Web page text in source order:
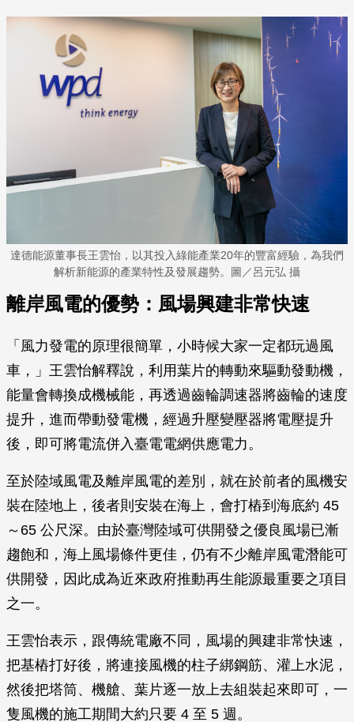
達德能源董事長王雲怡，以其投入綠能產業20年的豐富經驗，為我們
解析新能源的產業特性及發展趨勢。圖／呂元弘 攝
離岸風電的優勢：風場興建非常快速
「風力發電的原理很簡單，小時候大家一定都玩過風
車，」王雲怡解釋說，利用葉片的轉動來驅動發動機，
能量會轉換成機械能，再透過齒輪調速器將齒輪的速度
提升，進而帶動發電機，經過升壓變壓器將電壓提升
後，即可將電流併入臺電電網供應電力。
至於陸域風電及離岸風電的差別，就在於前者的風機安
裝在陸地上，後者則安裝在海上，會打樁到海底約 45
～65 公尺深。由於臺灣陸域可供開發之優良風場已漸
趨飽和，海上風場條件更佳，仍有不少離岸風電潛能可
供開發，因此成為近來政府推動再生能源最重要之項目
之一。
王雲怡表示，跟傳統電廠不同，風場的興建非常快速，
把基樁打好後，將連接風機的柱子綁鋼筋、灌上水泥，
然後把塔筒、機艙、葉片逐一放上去組裝起來即可，一
隻風機的施工期間大約只要 4 至 5 週。